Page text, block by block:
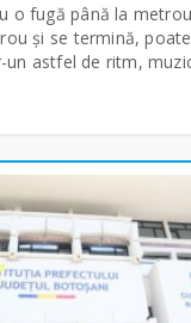
o fugă până la
și se termină,
un astfel de ritm,